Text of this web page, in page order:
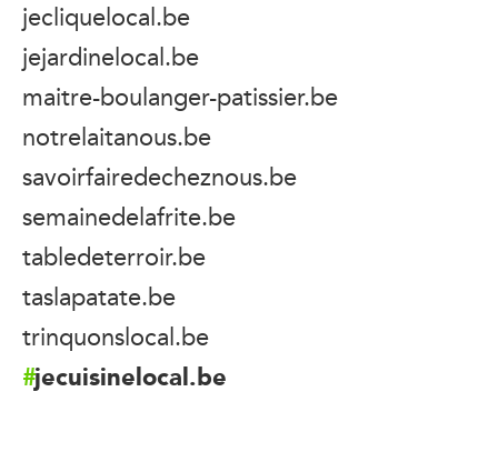
jecliquelocal.be
jejardinelocal.be
maitre-boulanger-patissier.be
notrelaitanous.be
savoirfairedecheznous.be
semainedelafrite.be
tabledeterroir.be
taslapatate.be
trinquonslocal.be
jecuisinelocal.be